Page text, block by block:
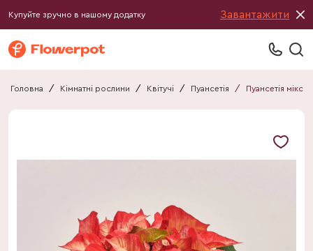
Купуйте зручно в нашому додатку Завантажити
Головна / Кімнатні рослини / Квітучі / Пуансетія / Пуансетія мікс